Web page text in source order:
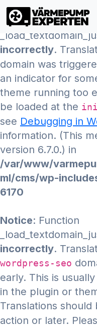
Notice: Function
incorrectly.
domain was
an indicator for
theme running too
be loaded at the
see Debugging in
information. (This
version 6.7.0.) in
/var/www/
ml/cms/wp-
6170
Notice: Function
incorrectly.
wordpress-seo
early. This is
in the plugin or
Translations
action or later.